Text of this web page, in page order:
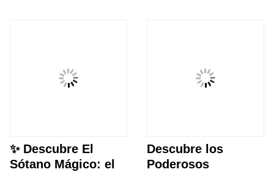
✨ Descubre El
Sótano Mágico: el
Descubre los
Poderosos